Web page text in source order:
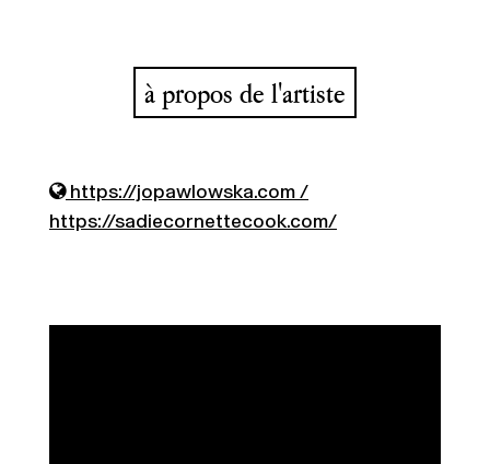
à propos de l'artiste
https://jopawlowska.com /
https://sadiecornettecook.com/